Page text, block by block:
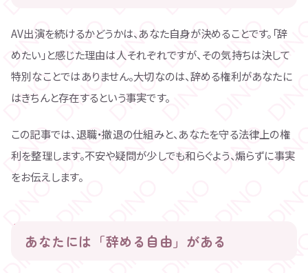
AV出演を続けるかどうかは、あなた自身が決めることです。「辞
めたい」と感じた理由は人それぞれですが、その気持ちは決して
特別なことではありません。大切なのは、辞める権利があなたに
はきちんと存在するという事実です。
この記事では、退職・撤退の仕組みと、あなたを守る法律上の権
利を整理します。不安や疑問が少しでも和らぐよう、煽らずに事実
をお伝えします。
あなたには「辞める自由」がある